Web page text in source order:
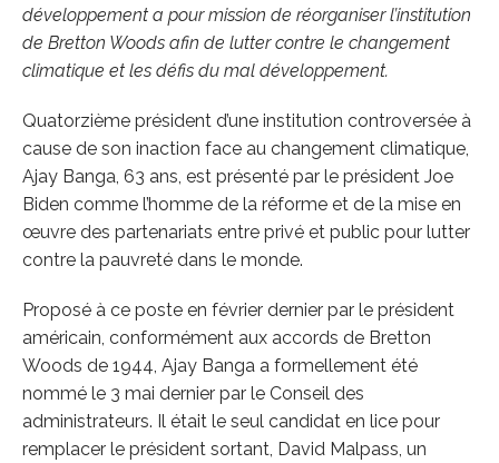
développement a pour mission de réorganiser l’institution
de Bretton Woods afin de lutter contre le changement
climatique et les défis du mal développement.
Quatorzième président d’une institution controversée à
cause de son inaction face au changement climatique,
Ajay Banga, 63 ans, est présenté par le président Joe
Biden comme l’homme de la réforme et de la mise en
œuvre des partenariats entre privé et public pour lutter
contre la pauvreté dans le monde.
Proposé à ce poste en février dernier par le président
américain, conformément aux accords de Bretton
Woods de 1944, Ajay Banga a formellement été
nommé le 3 mai dernier par le Conseil des
administrateurs. Il était le seul candidat en lice pour
remplacer le président sortant, David Malpass, un